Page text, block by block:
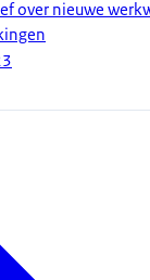
over nieuwe